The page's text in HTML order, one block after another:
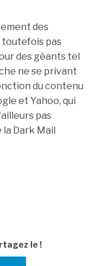
des
pas
des géants tel
ne se privant
du contenu
et Yahoo, qui
pas
Dark Mail
le !